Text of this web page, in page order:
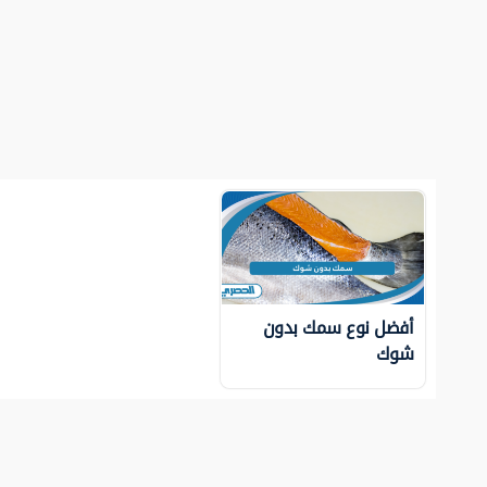
أفضل نوع سمك بدون
شوك